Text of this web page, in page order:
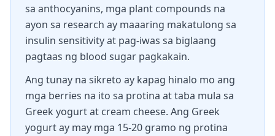
sa anthocyanins, mga plant compounds na
ayon sa research ay maaaring makatulong sa
insulin sensitivity at pag-iwas sa biglaang
pagtaas ng blood sugar pagkakain.
Ang tunay na sikreto ay kapag hinalo mo ang
mga berries na ito sa protina at taba mula sa
Greek yogurt at cream cheese. Ang Greek
yogurt ay may mga 15-20 gramo ng protina